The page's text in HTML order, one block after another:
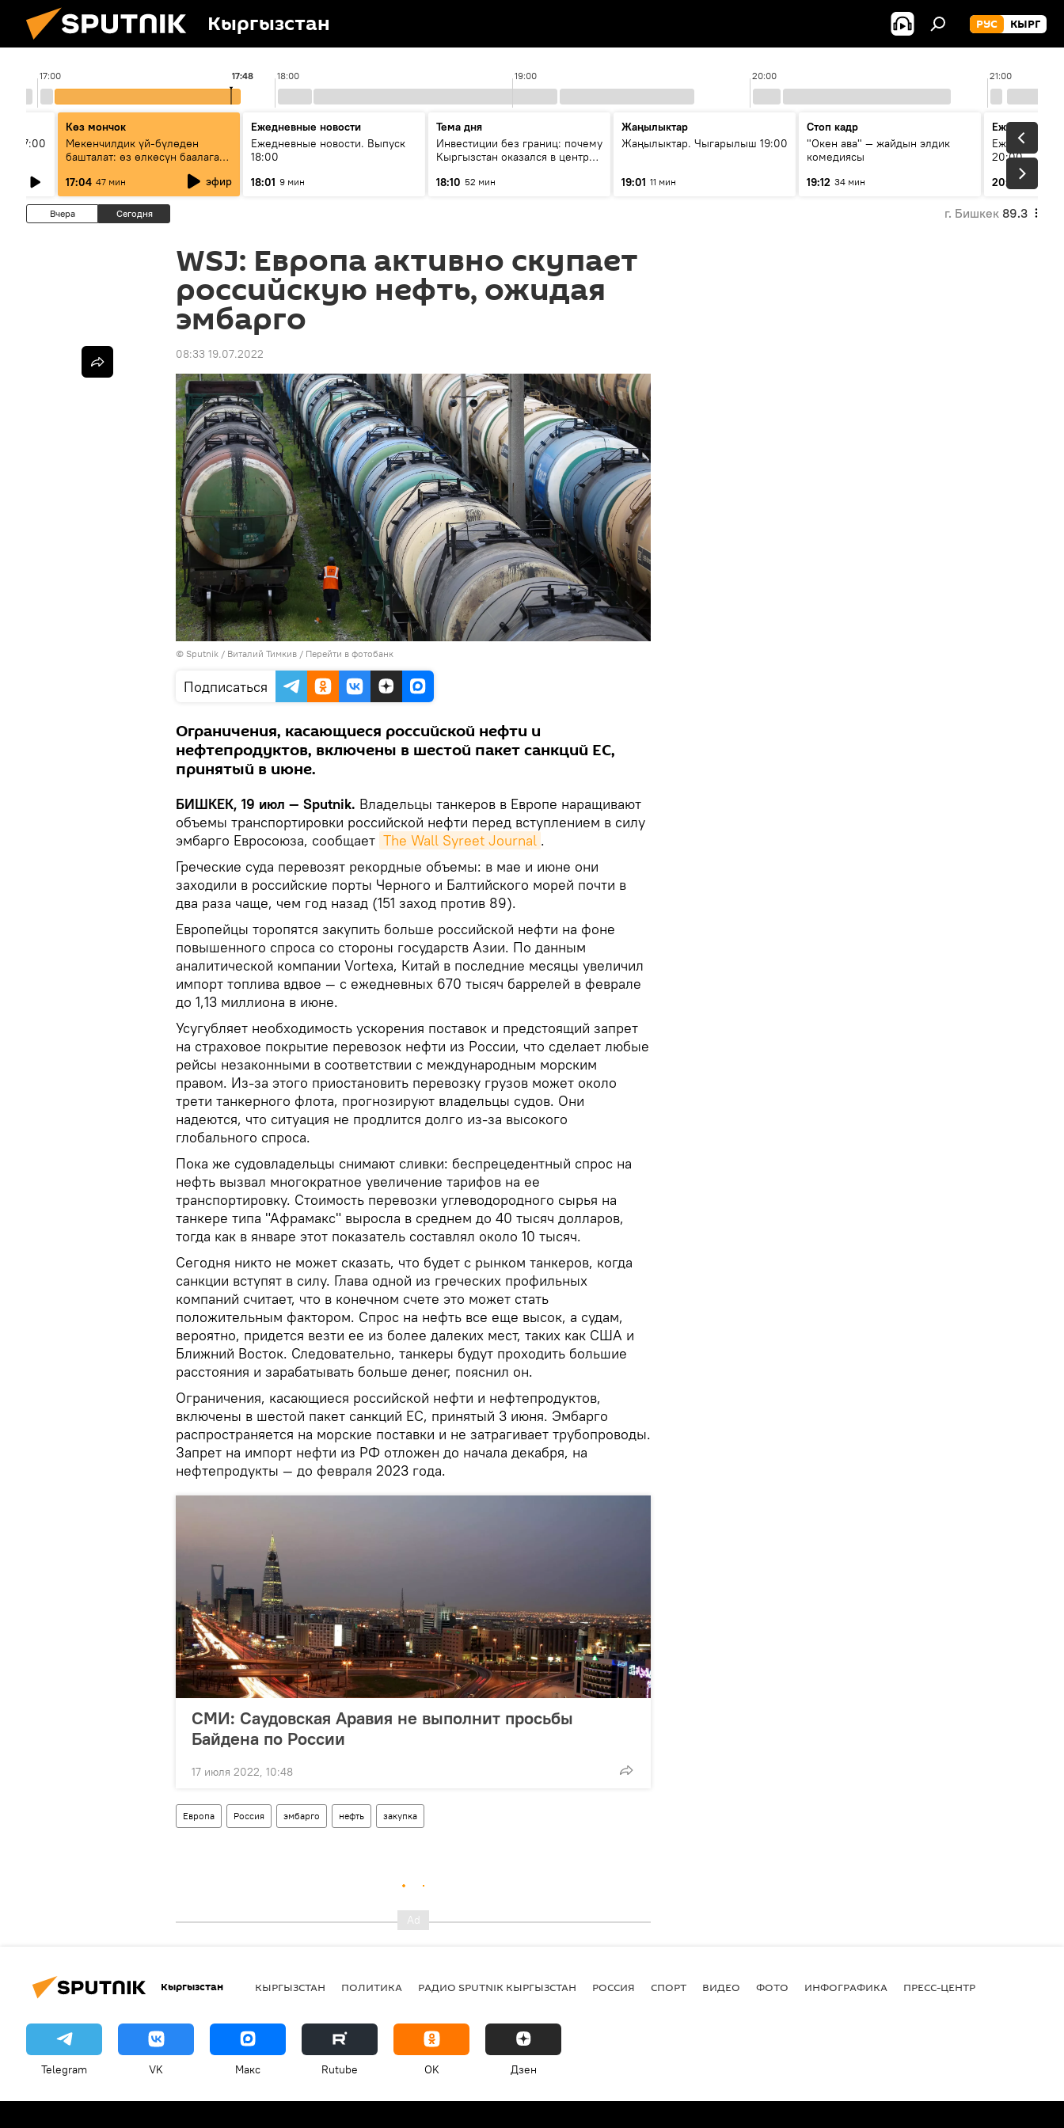
Кыргызстан РУС КЫРГ
17:00 18:00 19:00 20:00 21:00
17:48
17:00
Көз мончок
Мекенчилдик үй-бүлөдөн
башталат: өз өлкөсүн баалаган
муунду кантип тарбиялоо
керек?
17:04 47 мин эфир
Ежедневные новости
Ежедневные новости. Выпуск
18:00
18:01 9 мин
Тема дня
Инвестиции без границ: почему
Кыргызстан оказался в центре
18:10 52 мин
Жаңылыктар
Жаңылыктар. Чыгарылыш 19:00
19:01 11 мин
Стоп кадр
"Окен ава" — жайдын элдик
комедиясы
19:12 34 мин
Ежедневные
Ежедневные
20:00
20:01
Вчера Сегодня г. Бишкек 89.3
WSJ: Европа активно скупает
российскую нефть, ожидая
эмбарго
08:33 19.07.2022
© Sputnik / Виталий Тимкив / Перейти в фотобанк
Подписаться
Ограничения, касающиеся российской нефти и
нефтепродуктов, включены в шестой пакет санкций ЕС,
принятый в июне.
БИШКЕК, 19 июл — Sputnik. Владельцы танкеров в Европе наращивают
объемы транспортировки российской нефти перед вступлением в силу
эмбарго Евросоюза, сообщает The Wall Syreet Journal .
Греческие суда перевозят рекордные объемы: в мае и июне они
заходили в российские порты Черного и Балтийского морей почти в
два раза чаще, чем год назад (151 заход против 89).
Европейцы торопятся закупить больше российской нефти на фоне
повышенного спроса со стороны государств Азии. По данным
аналитической компании Vortexa, Китай в последние месяцы увеличил
импорт топлива вдвое — с ежедневных 670 тысяч баррелей в феврале
до 1,13 миллиона в июне.
Усугубляет необходимость ускорения поставок и предстоящий запрет
на страховое покрытие перевозок нефти из России, что сделает любые
рейсы незаконными в соответствии с международным морским
правом. Из-за этого приостановить перевозку грузов может около
трети танкерного флота, прогнозируют владельцы судов. Они
надеются, что ситуация не продлится долго из-за высокого
глобального спроса.
Пока же судовладельцы снимают сливки: беспрецедентный спрос на
нефть вызвал многократное увеличение тарифов на ее
транспортировку. Стоимость перевозки углеводородного сырья на
танкере типа "Афрамакс" выросла в среднем до 40 тысяч долларов,
тогда как в январе этот показатель составлял около 10 тысяч.
Сегодня никто не может сказать, что будет с рынком танкеров, когда
санкции вступят в силу. Глава одной из греческих профильных
компаний считает, что в конечном счете это может стать
положительным фактором. Спрос на нефть все еще высок, а судам,
вероятно, придется везти ее из более далеких мест, таких как США и
Ближний Восток. Следовательно, танкеры будут проходить большие
расстояния и зарабатывать больше денег, пояснил он.
Ограничения, касающиеся российской нефти и нефтепродуктов,
включены в шестой пакет санкций ЕС, принятый 3 июня. Эмбарго
распространяется на морские поставки и не затрагивает трубопроводы.
Запрет на импорт нефти из РФ отложен до начала декабря, на
нефтепродукты — до февраля 2023 года.
СМИ: Саудовская Аравия не выполнит просьбы
Байдена по России
17 июля 2022, 10:48
Европа Россия эмбарго нефть закупка
Кыргызстан КЫРГЫЗСТАН ПОЛИТИКА РАДИО SPUTNIK КЫРГЫЗСТАН РОССИЯ СПОРТ ВИДЕО ФОТО ИНФОГРАФИКА ПРЕСС-ЦЕНТР
Telegram VK Макс Rutube OK Дзен